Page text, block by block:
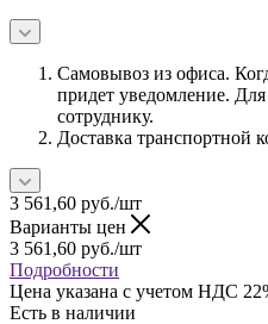
Самовывоз из офиса.
придет уведомление. Для
сотруднику.
Доставка транспортной
3 561,60 руб./шт
Варианты цен
3 561,60 руб./шт
Подробности
Цена указана с учетом НДС
Есть в наличии